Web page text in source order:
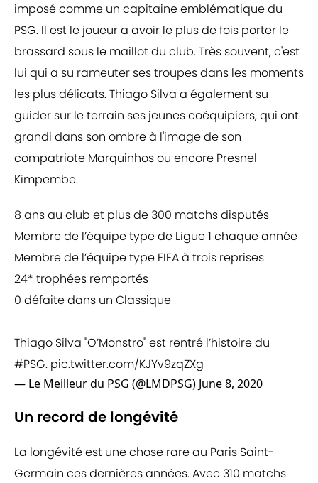
imposé comme un capitaine emblématique du
PSG. Il est le joueur a avoir le plus de fois porter le
brassard sous le maillot du club. Très souvent, c'est
lui qui a su rameuter ses troupes dans les moments
les plus délicats. Thiago Silva a également su
guider sur le terrain ses jeunes coéquipiers, qui ont
grandi dans son ombre à l'image de son
compatriote Marquinhos ou encore Presnel
Kimpembe.
8 ans au club et plus de 300 matchs disputés
Membre de l’équipe type de Ligue 1 chaque année
Membre de l’équipe type FIFA à trois reprises
24* trophées remportés
0 défaite dans un Classique
Thiago Silva "O’Monstro" est rentré l’histoire du
#PSG. pic.twitter.com/KJYv9zqZXg
— Le Meilleur du PSG (@LMDPSG) June 8, 2020
Un record de longévité
La longévité est une chose rare au Paris Saint-
Germain ces dernières années. Avec 310 matchs